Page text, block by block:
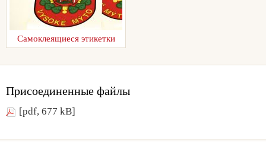
Самоклеящиеся этикетки
Присоединенные файлы
[pdf, 677 kB]